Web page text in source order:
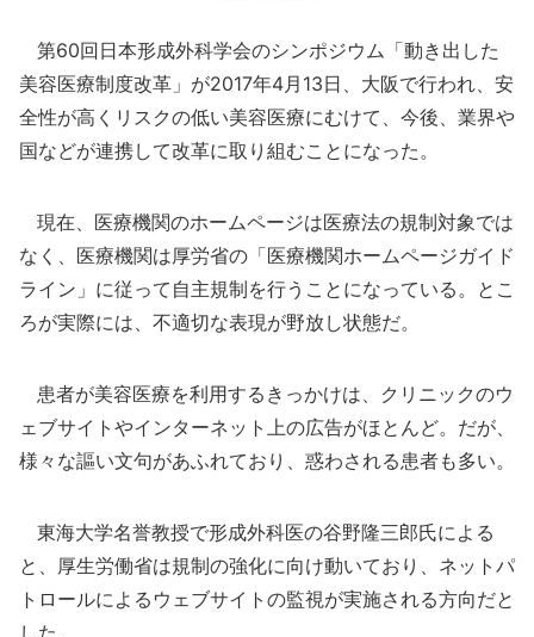
第60回日本形成外科学会のシンポジウム「動き出した
美容医療制度改革」が2017年4月13日、大阪で行われ、安
全性が高くリスクの低い美容医療にむけて、今後、業界や
国などが連携して改革に取り組むことになった。
現在、医療機関のホームページは医療法の規制対象では
なく、医療機関は厚労省の「医療機関ホームページガイド
ライン」に従って自主規制を行うことになっている。とこ
ろが実際には、不適切な表現が野放し状態だ。
患者が美容医療を利用するきっかけは、クリニックのウ
ェブサイトやインターネット上の広告がほとんど。だが、
様々な謳い文句があふれており、惑わされる患者も多い。
東海大学名誉教授で形成外科医の谷野隆三郎氏による
と、厚生労働省は規制の強化に向け動いており、ネットパ
トロールによるウェブサイトの監視が実施される方向だと
した。